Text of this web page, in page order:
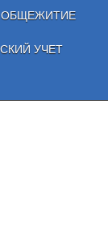
ОБЩЕЖИТИЕ
УЧЕТ